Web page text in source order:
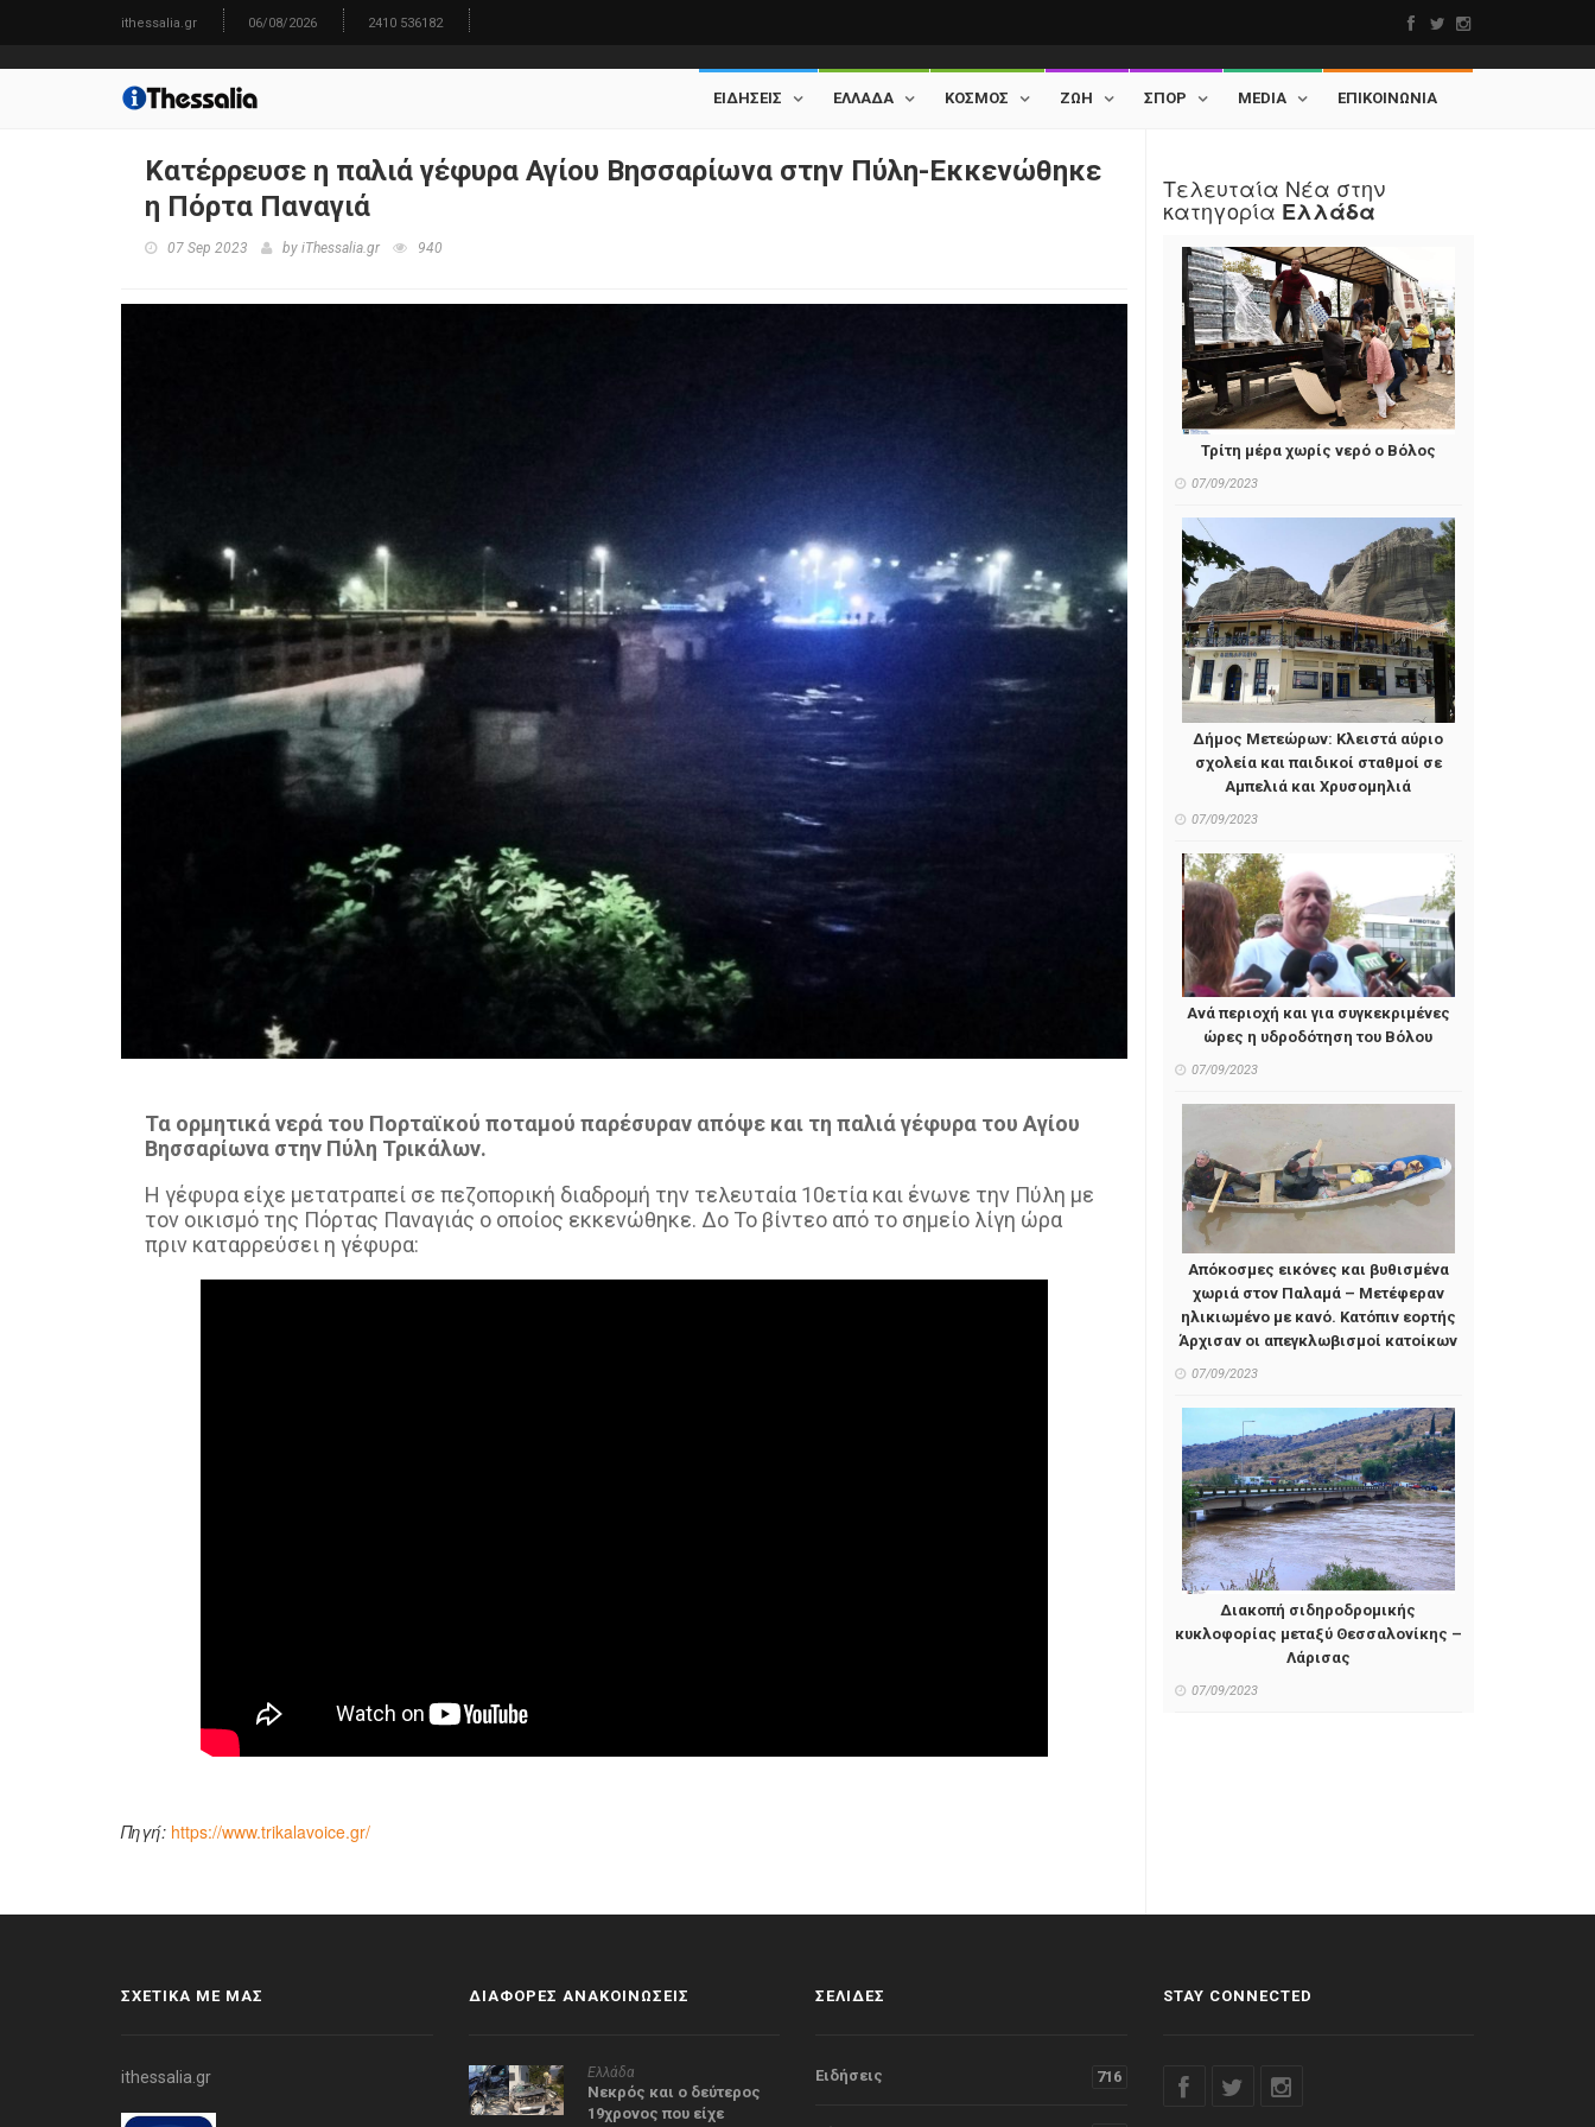
ithessalia.gr 06/08/2026 2410 536182
ΕΙΔΗΣΕΙΣ ΕΛΛΑΔΑ ΚΟΣΜΟΣ ΖΩΗ ΣΠΟΡ MEDIA ΕΠΙΚΟΙΝΩΝΙΑ
Κατέρρευσε η παλιά γέφυρα Αγίου Βησσαρίωνα στην Πύλη-Εκκενώθηκε
η Πόρτα Παναγιά
07 Sep 2023 by iThessalia.gr 940
Τα ορμητικά νερά του Πορταϊκού ποταμού παρέσυραν απόψε και τη παλιά γέφυρα του Αγίου
Βησσαρίωνα στην Πύλη Τρικάλων.
Η γέφυρα είχε μετατραπεί σε πεζοπορική διαδρομή την τελευταία 10ετία και ένωνε την Πύλη με
τον οικισμό της Πόρτας Παναγιάς ο οποίος εκκενώθηκε. Δο Το βίντεο από το σημείο λίγη ώρα
πριν καταρρεύσει η γέφυρα:
Πηγή: https://www.trikalavoice.gr/
Τελευταία Νέα στην
κατηγορία Ελλάδα
Τρίτη μέρα χωρίς νερό ο Βόλος
07/09/2023
Δήμος Μετεώρων: Κλειστά αύριο
σχολεία και παιδικοί σταθμοί σε
Αμπελιά και Χρυσομηλιά
07/09/2023
Ανά περιοχή και για συγκεκριμένες
ώρες η υδροδότηση του Βόλου
07/09/2023
Απόκοσμες εικόνες και βυθισμένα
χωριά στον Παλαμά – Μετέφεραν
ηλικιωμένο με κανό. Κατόπιν εορτής
Άρχισαν οι απεγκλωβισμοί κατοίκων
07/09/2023
Διακοπή σιδηροδρομικής
κυκλοφορίας μεταξύ Θεσσαλονίκης –
Λάρισας
07/09/2023
ΣΧΕΤΙΚΑ ΜΕ ΜΑΣ
ithessalia.gr
ΔΙΑΦΟΡΕΣ ΑΝΑΚΟΙΝΩΣΕΙΣ
Ελλάδα
Νεκρός και ο δεύτερος
19χρονος που είχε
ΣΕΛΙΔΕΣ
Ειδήσεις 716
STAY CONNECTED